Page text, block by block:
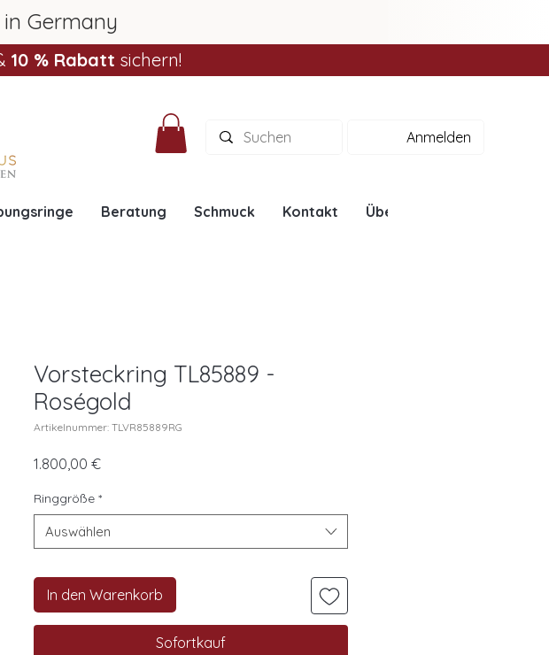
Germany
10 % Rabatt sichern!
Anmelden
Beratung Schmuck Kontakt Über uns
Vorsteckring TL85889 -
Roségold
Artikelnummer: TLVR85889RG
1.800,00 €Preis
Ringgröße *
Auswählen
In den Warenkorb
Sofortkauf